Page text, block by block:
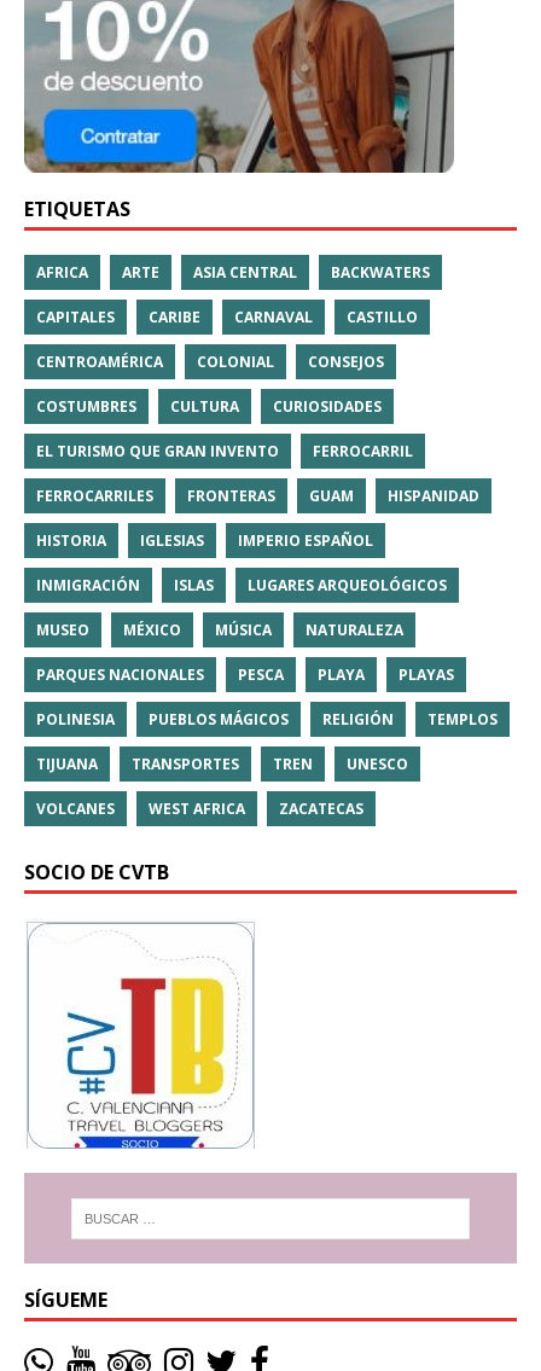
ETIQUETAS
AFRICA ARTE ASIA CENTRAL BACKWATERS
CAPITALES CARIBE CARNAVAL CASTILLO
CENTROAMÉRICA COLONIAL CONSEJOS
COSTUMBRES CULTURA CURIOSIDADES
EL TURISMO QUE GRAN INVENTO FERROCARRIL
FERROCARRILES FRONTERAS GUAM HISPANIDAD
HISTORIA IGLESIAS IMPERIO ESPAÑOL
INMIGRACIÓN ISLAS LUGARES ARQUEOLÓGICOS
MUSEO MÉXICO MÚSICA NATURALEZA
PARQUES NACIONALES PESCA PLAYA PLAYAS
POLINESIA PUEBLOS MÁGICOS RELIGIÓN TEMPLOS
TIJUANA TRANSPORTES TREN UNESCO
VOLCANES WEST AFRICA ZACATECAS
SOCIO DE CVTB
SÍGUEME